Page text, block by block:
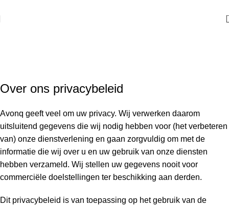
Over ons privacybeleid
Avonq geeft veel om uw privacy. Wij verwerken daarom
uitsluitend gegevens die wij nodig hebben voor (het verbeteren
van) onze dienstverlening en gaan zorgvuldig om met de
informatie die wij over u en uw gebruik van onze diensten
hebben verzameld. Wij stellen uw gegevens nooit voor
commerciële doelstellingen ter beschikking aan derden.
Dit privacybeleid is van toepassing op het gebruik van de